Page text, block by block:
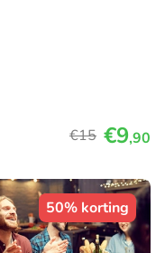
€15 €9,90
50% korting